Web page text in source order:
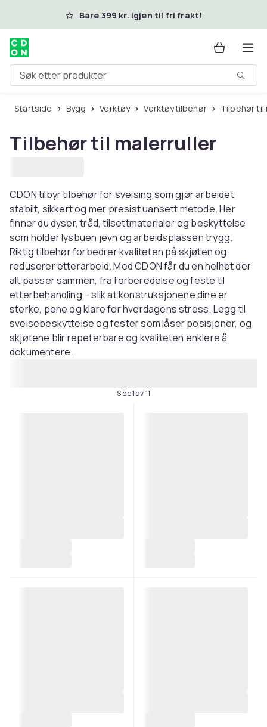
Hopp til hovedinnholdBare 399 kr. igjen til fri frakt!
Søk etter produkter
Startside Bygg Verktøy Verktøytilbehør Tilbehør
Tilbehør til malerruller
CDON tilbyr tilbehør for sveising som gjør arbeidet
stabilt, sikkert og mer presist uansett metode. Her
finner du dyser, tråd, tilsettmaterialer og beskyttelse
som holder lysbuen jevn og arbeidsplassen trygg.
Riktig tilbehør forbedrer kvaliteten på skjøten og
reduserer etterarbeid. Med CDON får du en helhet der
alt passer sammen, fra forberedelse og feste til
etterbehandling – slik at konstruksjonene dine er
sterke, pene og klare for hverdagens stress. Legg til
sveisebeskyttelse og fester som låser posisjoner, og
skjøtene blir repeterbare og kvaliteten enklere å
dokumentere.
Side 1 av 11